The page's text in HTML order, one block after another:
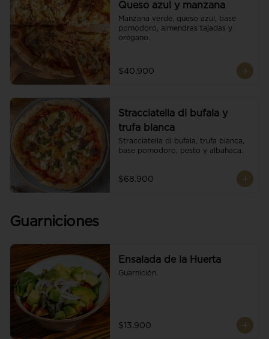
Queso azul y manzana
Manzana verde, queso azul, base
pomodoro, almendras tajadas y
orégano.
$40.900
Stracciatella di bufala y
trufa blanca
Stracciatella di bufala, trufa blanca,
base pomodoro, pesto y albahaca.
$68.900
Guarniciones
Ensalada de la Huerta
Guarnición.
$13.900